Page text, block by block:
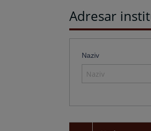
Adresar
Naziv